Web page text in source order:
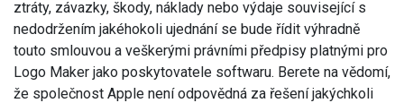
ztráty, závazky, škody, náklady nebo výdaje související s
nedodržením jakéhokoli ujednání se bude řídit výhradně
touto smlouvou a veškerými právními předpisy platnými pro
Logo Maker jako poskytovatele softwaru. Berete na vědomí,
že společnost Apple není odpovědná za řešení jakýchkoli